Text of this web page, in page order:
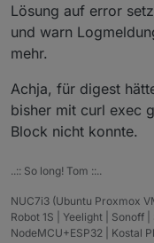
Lösung auf error
und warn
mehr.
Achja, für digest
bisher mit curl exec
Block nicht konnte.
..:: So long! Tom ::..
NUC7i3 (Ubuntu Proxmox
Robot 1S | Yeelight | Sonoff |
NodeMCU+ESP32 | Kostal